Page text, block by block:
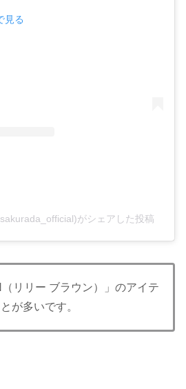
見る
がシェアした投稿
リリー ブラウン）」のアイテ
が多いです。